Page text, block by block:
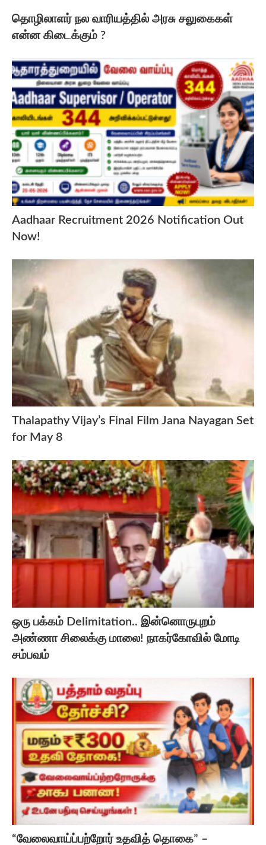
தொழிலாளர் நல வாரியத்தில் அரசு சலுகைகள்
என்ன கிடைக்கும் ?
Aadhaar Recruitment 2026 Notification Out
Now!
Thalapathy Vijay’s Final Film Jana Nayagan Set
for May 8
ஒரு பக்கம் Delimitation.. இன்னொருபுறம்
அண்ணா சிலைக்கு மாலை! நாகர்கோவில் மோடி
சம்பவம்
“வேலைவாய்ப்பற்றோர் உதவித் தொகை” –